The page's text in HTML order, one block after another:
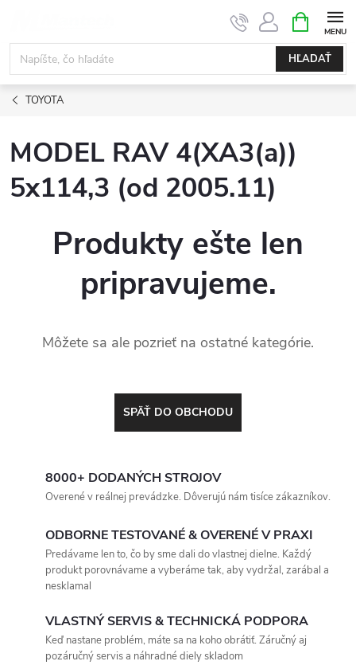
obsah
HĽADAŤ
KOŠÍK
TOYOTA
MODEL RAV 4(XA3(a))
5x114,3 (od 2005.11)
Produkty ešte len
pripravujeme.
Môžete sa ale pozrieť na ostatné kategórie.
SPÄŤ DO OBCHODU
8000+ DODANÝCH STROJOV
Overené v reálnej prevádzke. Dôverujú nám tisíce zákazníkov.
ODBORNE TESTOVANÉ & OVERENÉ V PRAXI
Predávame len to, čo by sme dali do vlastnej dielne. Každý
produkt porovnávame a vyberáme tak, aby vydržal, zarábal a
nesklamal
VLASTNÝ SERVIS & TECHNICKÁ PODPORA
Keď nastane problém, máte sa na koho obrátiť. Záručný aj
pozáručný servis a náhradné diely skladom